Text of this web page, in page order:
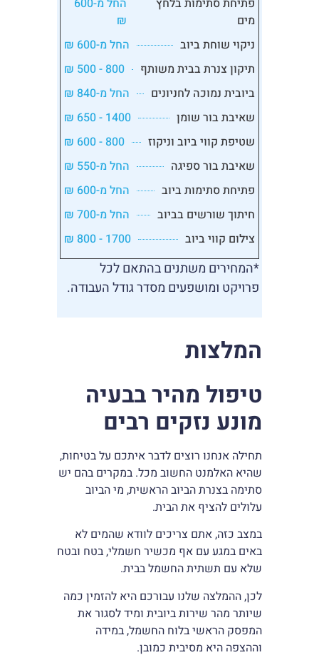
פתיחת סתימות בלחץ
מים
החל מ-600
₪
ניקוי שוחת ביוב
החל מ-600 ₪
תיקון צנרת בבית משותף
800 - 500 ₪
ביובית נמוכה לחניונים
החל מ-840 ₪
שאיבת בור שומן
1400 - 650 ₪
שטיפת קווי ביוב וניקוז
800 - 600 ₪
שאיבת בור ספיגה
החל מ-550 ₪
פתיחת סתימות ביוב
החל מ-600 ₪
חיתוך שורשים בביוב
החל מ-700 ₪
צילום קווי ביוב
1700 - 800 ₪
*המחירים משתנים בהתאם לכל
פרויקט ומושפעים מסדר גודל העבודה.
המלצות
טיפול מהיר בבעיה
מונע נזקים רבים
תחילה אנחנו רוצים לדבר איתכם על בטיחות,
שהיא האלמנט החשוב מכל. במקרים בהם יש
סתימה בצנרת הביוב הראשית, מי הביוב
עלולים להציף את הבית.
במצב כזה, אתם צריכים לוודא שהמים לא
באים במגע עם אף מכשיר חשמלי, בטח ובטח
שלא עם תשתית החשמל בבית.
לכן, ההמלצה שלנו עבורכם היא להזמין כמה
שיותר מהר שירות ביובית ומיד לסגור את
המפסק הראשי בלוח החשמל, במידה
וההצפה היא מסיבית כמובן.